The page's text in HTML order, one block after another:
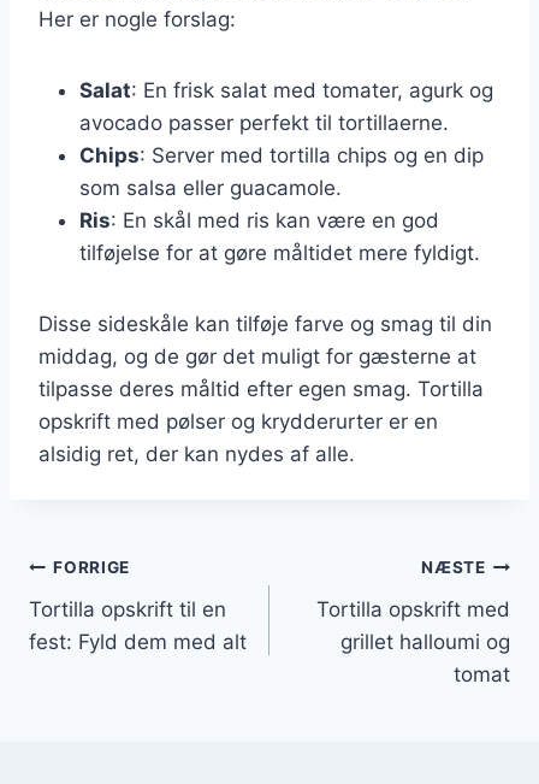
Her er nogle forslag:
Salat: En frisk salat med tomater, agurk og
avocado passer perfekt til tortillaerne.
Chips: Server med tortilla chips og en dip
som salsa eller guacamole.
Ris: En skål med ris kan være en god
tilføjelse for at gøre måltidet mere fyldigt.
Disse sideskåle kan tilføje farve og smag til din
middag, og de gør det muligt for gæsterne at
tilpasse deres måltid efter egen smag. Tortilla
opskrift med pølser og krydderurter er en
alsidig ret, der kan nydes af alle.
Indlægsnavigation
FORRIGE
Tortilla opskrift til en
fest: Fyld dem med alt
NÆSTE
Tortilla opskrift med
grillet halloumi og
tomat